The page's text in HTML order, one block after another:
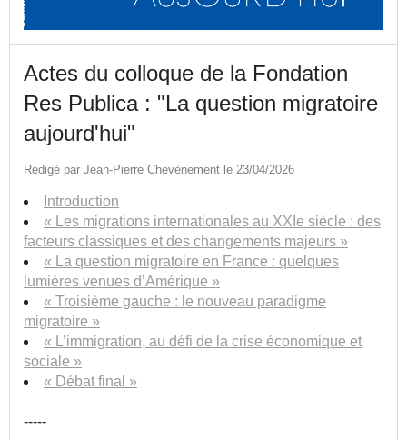
Actes du colloque de la Fondation
Res Publica : "La question migratoire
aujourd'hui"
Rédigé par Jean-Pierre Chevènement le 23/04/2026
Introduction
« Les migrations internationales au XXIe siècle : des
facteurs classiques et des changements majeurs »
« La question migratoire en France : quelques
lumières venues d’Amérique »
« Troisième gauche : le nouveau paradigme
migratoire »
« L’immigration, au défi de la crise économique et
sociale »
« Débat final »
-----